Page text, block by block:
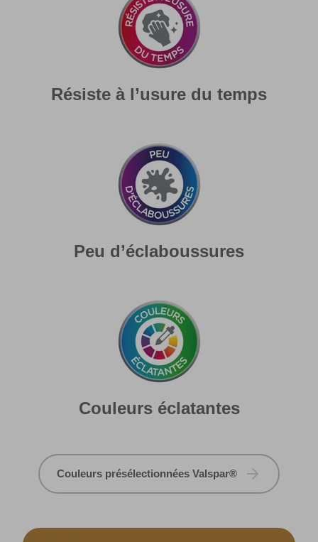
Résiste à l’usure du temps
Peu d’éclaboussures
Couleurs éclatantes
Couleurs présélectionnées Valspar®